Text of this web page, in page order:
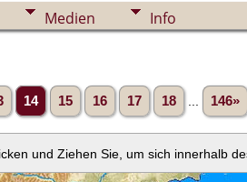
Medien Info
14 15 16 17 18 146»